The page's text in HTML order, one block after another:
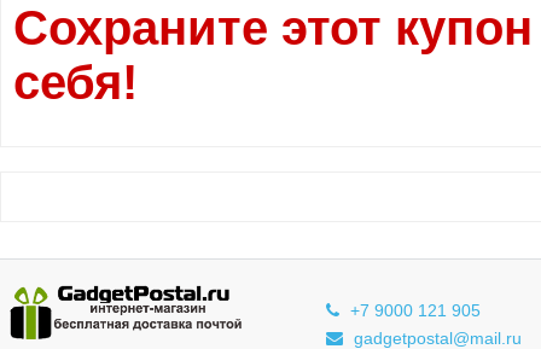
Сохраните этот
себя!
+7 9000 121 905
gadgetpostal@mail.ru